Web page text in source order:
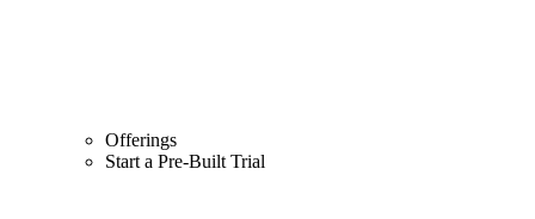
Offerings
Start a Pre-Built Trial